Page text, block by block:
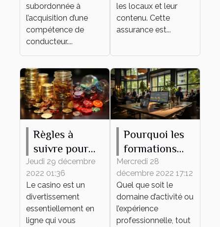
subordonnée à
l’acquisition d’une
compétence de
conducteur....
les locaux et leur
contenu. Cette
assurance est...
Règles à
suivre pour
gagner de
l'argent au
casino en
ligne
Jeudi 29 décembre
2022 01:36
Le casino est un
divertissement
essentiellement en
ligne qui vous
Pourquoi les
formations
continues
sont-elles
importantes
pour une
entreprise ?
Mercredi 28
décembre 2022 17:12
Quel que soit le
domaine d’activité ou
l’expérience
professionnelle, tout